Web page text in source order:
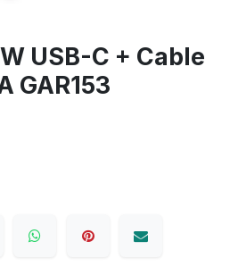
USB-C + Cable
GAR153